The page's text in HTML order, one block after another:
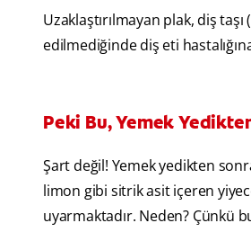
Uzaklaştırılmayan plak, diş
edilmediğinde diş eti
Peki Bu, Yemek
Şart değil! Yemek yedikten
limon gibi sitrik asit içeren
uyarmaktadır. Neden? Çünkü